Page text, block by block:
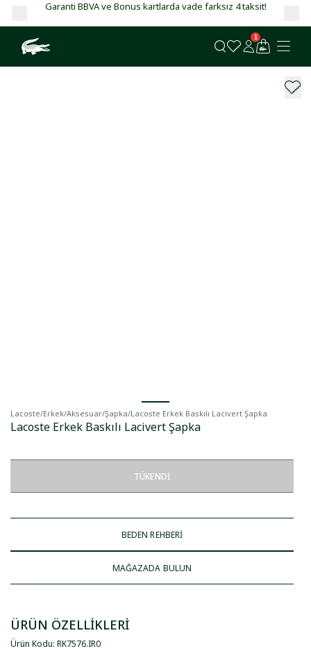
Garanti BBVA ve Bonus kartlarda vade farksız 4 taksit!
1
Lacoste/Erkek/Aksesuar/Şapka/Lacoste Erkek Baskılı Lacivert Şapka
Lacoste Erkek Baskılı Lacivert Şapka
TÜKENDI
BEDEN REHBERİ
MAĞAZADA BULUN
ÜRÜN ÖZELLİKLERİ
Ürün Kodu: RK7576.IR0